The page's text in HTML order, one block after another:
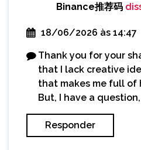
Binance推荐码
18/06/2026 às 14:47
Thank you for your
that I lack creative
that makes me full of
But, I have a
Responder